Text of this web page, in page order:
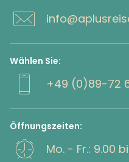
Wählen Sie:
+49 (0)89-72
Öffnungszeiten:
Mo. - Fr.: 9.00